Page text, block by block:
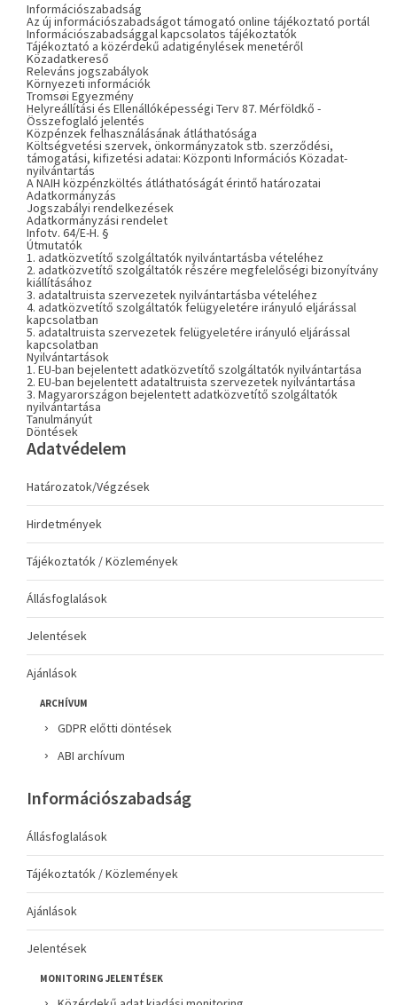
Információszabadság
Az új információszabadságot támogató online tájékoztató portál
Információszabadsággal kapcsolatos tájékoztatók
Tájékoztató a közérdekű adatigénylések menetéről
Közadatkereső
Releváns jogszabályok
Környezeti információk
Tromsøi Egyezmény
Helyreállítási és Ellenállóképességi Terv 87. Mérföldkő -
Összefoglaló jelentés
Közpénzek felhasználásának átláthatósága
Költségvetési szervek, önkormányzatok stb. szerződési,
támogatási, kifizetési adatai: Központi Információs Közadat-
nyilvántartás
A NAIH közpénzköltés átláthatóságát érintő határozatai
Adatkormányzás
Jogszabályi rendelkezések
Adatkormányzási rendelet
Infotv. 64/E-H. §
Útmutatók
1. adatközvetítő szolgáltatók nyilvántartásba vételéhez
2. adatközvetítő szolgáltatók részére megfelelőségi bizonyítvány
kiállításához
3. adataltruista szervezetek nyilvántartásba vételéhez
4. adatközvetítő szolgáltatók felügyeletére irányuló eljárással
kapcsolatban
5. adataltruista szervezetek felügyeletére irányuló eljárással
kapcsolatban
Nyilvántartások
1. EU-ban bejelentett adatközvetítő szolgáltatók nyilvántartása
2. EU-ban bejelentett adataltruista szervezetek nyilvántartása
3. Magyarországon bejelentett adatközvetítő szolgáltatók
nyilvántartása
Tanulmányút
Döntések
Adatvédelem
Határozatok/Végzések
Hirdetmények
Tájékoztatók / Közlemények
Állásfoglalások
Jelentések
Ajánlások
ARCHÍVUM
GDPR előtti döntések
ABI archívum
Információszabadság
Állásfoglalások
Tájékoztatók / Közlemények
Ajánlások
Jelentések
MONITORING JELENTÉSEK